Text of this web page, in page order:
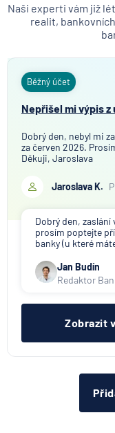
Naši experti vám již
realit,
Běžný účet
Nepřišel mi výpis z
Dobrý den, nebyl mi
za červen 2026.
Děkuji, Jaroslava
Jaroslava K.
Dobrý den, zaslání
prosím poptejte
banky (u které
Jan Budín
Redaktor
Zobrazit